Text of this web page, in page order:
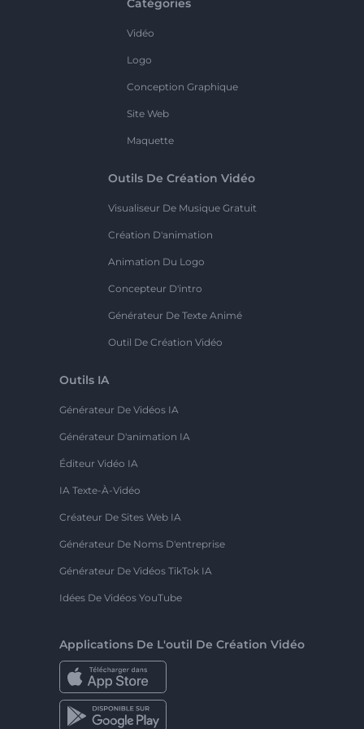
Catégories
Vidéo
Logo
Conception Graphique
Site Web
Maquette
Outils De Création Vidéo
Visualiseur De Musique Gratuit
Création D'animation
Animation Du Logo
Concepteur D'intro
Générateur De Texte Animé
Outil De Création Vidéo
Outils IA
Générateur De Vidéos IA
Générateur D'animation IA
Éditeur Vidéo IA
IA Texte-À-Vidéo
Créateur De Sites Web IA
Générateur De Noms D'entreprise
Générateur De Vidéos TikTok IA
Idées De Vidéos YouTube
Applications De L'outil De Création Vidéo